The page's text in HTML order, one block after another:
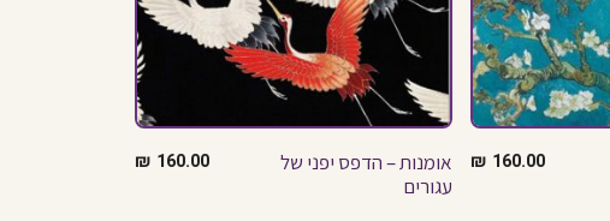
160.00
₪
אומנות – הדפס יפני של
עגורים
160.00
₪